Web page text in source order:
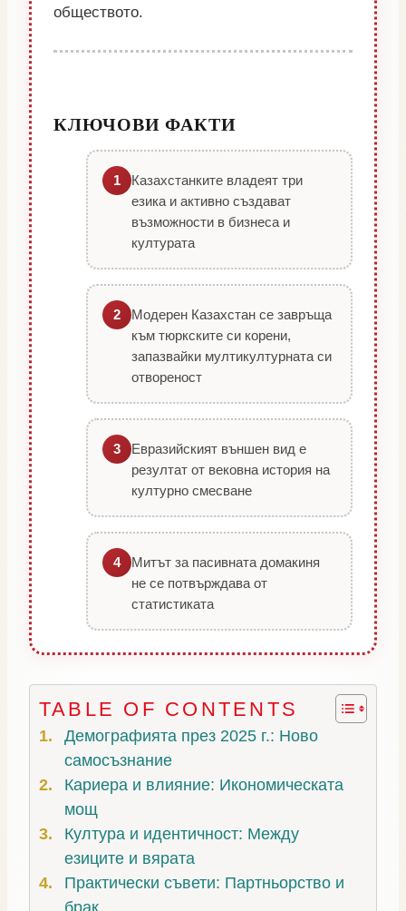
обществото.
КЛЮЧОВИ ФАКТИ
1
Казахстанките владеят три
езика и активно създават
възможности в бизнеса и
културата
2
Модерен Казахстан се завръща
към тюркските си корени,
запазвайки мултикултурната си
отвореност
3
Евразийският външен вид е
резултат от вековна история на
културно смесване
4
Митът за пасивната домакиня
не се потвърждава от
статистиката
TABLE OF CONTENTS
Демографията през 2025 г.: Ново
самосъзнание
Кариера и влияние: Икономическата
мощ
Култура и идентичност: Между
езиците и вярата
Практически съвети: Партньорство и
брак